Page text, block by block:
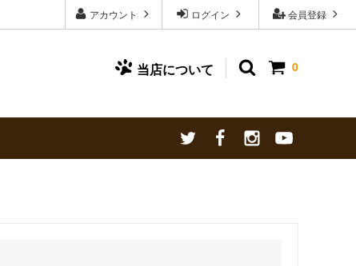
会員登録
ログイン
アカウント
0
当店について